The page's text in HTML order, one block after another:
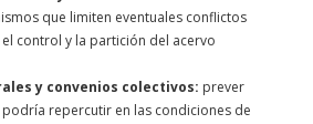
que limiten eventuales conflictos
control y la partición del acervo
y convenios colectivos: prever
repercutir en las condiciones de